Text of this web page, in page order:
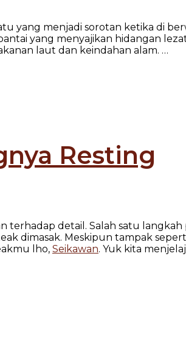
yang menjadi sorotan ketika di
yang menyajikan hidangan lezat
laut dan keindahan alam. …
Resting
terhadap detail. Salah satu
dimasak. Meskipun tampak
lho, Seikawan. Yuk kita